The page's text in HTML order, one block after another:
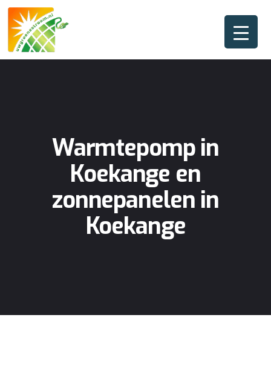
Warmtepomp in
Koekange en
zonnepanelen in
Koekange